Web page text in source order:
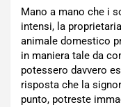
Mano a mano che i
intensi, la
animale domestico
in maniera tale da
potessero davvero
risposta che la
punto, potreste